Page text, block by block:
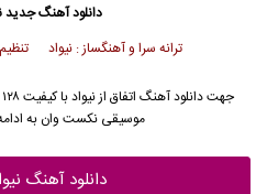
دانلود آهنگ جدید
ترانه سرا و آهنگساز : نیواد
موسیقی نکست وان به
دانلود آهنگ